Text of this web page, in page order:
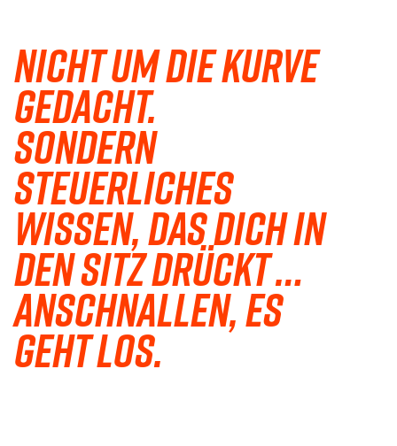
NICHT UM DIE KURVE
GEDACHT.
SONDERN
STEUERLICHES
WISSEN, DAS DICH IN
DEN SITZ DRÜCKT …
ANSCHNALLEN, ES
GEHT LOS.